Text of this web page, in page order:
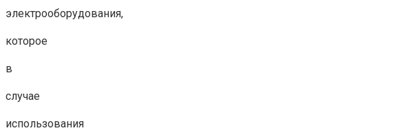
электрооборудования,
которое
в
случае
использования